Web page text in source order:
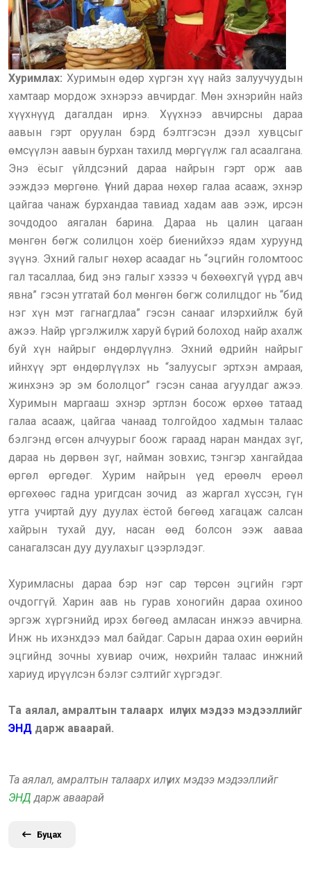
Хуримлах: Хуримын өдөр хүргэн хүү найз залуучуудын
хамтаар мордож эхнэрээ авчирдаг. Мөн эхнэрийн найз
хүүхнүүд дагалдан ирнэ. Хүүхнээ авчирсны дараа
аавын гэрт оруулан бэрд бэлтгэсэн дээл хувцсыг
өмсүүлэн аавын бурхан тахилд мөргүүлж гал асаалгана.
Энэ ёсыг үйлдсэний дараа найрын гэрт орж аав
ээждээ мөргөнө. Үүний дараа нөхөр галаа асааж, эхнэр
цайгаа чанаж бурхандаа тавиад хадам аав ээж, ирсэн
зочдодоо аягалан барина. Дараа нь цалин цагаан
мөнгөн бөгж солилцон хоёр биенийхээ ядам хуруунд
зүүнэ. Эхний галыг нөхөр асаадаг нь “эцгийн голомтоос
гал тасаллаа, бид энэ галыг хэзээ ч бөхөөхгүй үүрд авч
явна” гэсэн утгатай бол мөнгөн бөгж солилцдог нь “бид
нэг хүн мэт гагнагдлаа” гэсэн санааг илэрхийлж буй
ажээ. Найр үргэлжилж харуй бүрий болоход найр ахалж
буй хүн найрыг өндөрлүүлнэ. Эхний өдрийн найрыг
ийнхүү эрт өндөрлүүлэх нь “залуусыг эртхэн амраая,
жинхэнэ эр эм бололцог” гэсэн санаа агуулдаг ажээ.
Хуримын маргааш эхнэр эртлэн босож өрхөө татаад
галаа асааж, цайгаа чанаад толгойдоо хадмын талаас
бэлгэнд өгсөн алчуурыг боож гараад наран мандах зүг,
дараа нь дөрвөн зүг, найман зовхис, тэнгэр хангайдаа
өргөл өргөдөг. Хурим найрын үед ерөөлч ерөөл
өргөхөөс гадна уригдсан зочид аз жаргал хүссэн, гүн
утга учиртай дуу дуулах ёстой бөгөөд хагацаж салсан
хайрын тухай дуу, насан өөд болсон ээж ааваа
санагалзсан дуу дуулахыг цээрлэдэг.
Хуримласны дараа бэр нэг сар төрсөн эцгийн гэрт
очдоггүй. Харин аав нь гурав хоногийн дараа охиноо
эргэж хүргэнийд ирэх бөгөөд амласан инжээ авчирна.
Инж нь ихэнхдээ мал байдаг. Сарын дараа охин өөрийн
эцгийнд зочны хувиар очиж, нөхрийн талаас инжний
хариуд ирүүлсэн бэлэг сэлтийг хүргэдэг.
Та аялал, амралтын талаарх илүү их мэдээ мэдээллийг
ЭНД дарж аваарай.
Та аялал, амралтын талаарх илүү их мэдээ мэдээллийг
ЭНД дарж аваарай
Буцах